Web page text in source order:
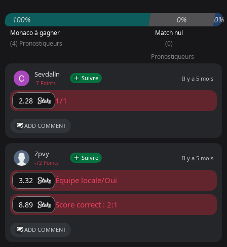
100% 0% 0%
Monaco à gagner
(4) Pronostiqueurs
Match nul
(0)
Pronostiqueurs
Sevdalln
-7 Points
Suivre Il y a 5 mois
2.28 1/1
ADD COMMENT
Zpvy
-72 Points
Suivre Il y a 5 mois
3.32 Équipe locale/Oui
8.89 Score correct : 2:1
ADD COMMENT